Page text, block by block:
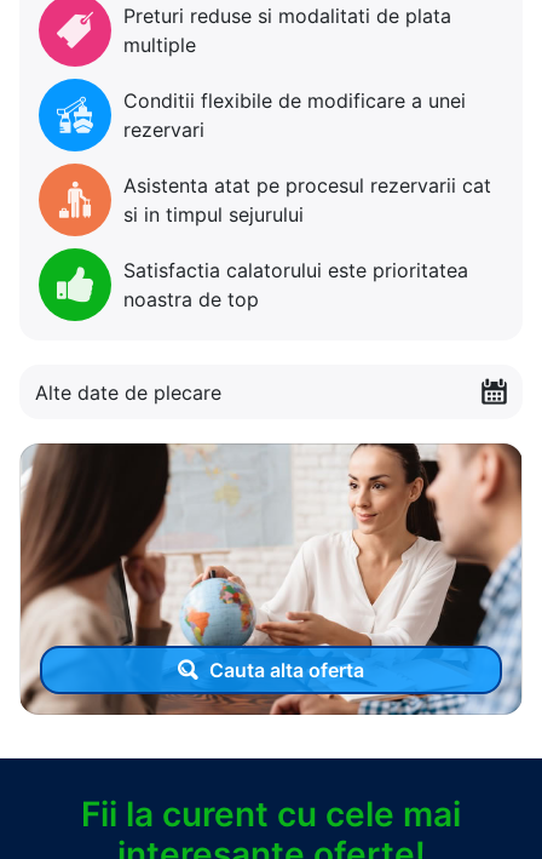
Preturi reduse si modalitati de plata
multiple
Conditii flexibile de modificare a unei
rezervari
Asistenta atat pe procesul rezervarii cat
si in timpul sejurului
Satisfactia calatorului este prioritatea
noastra de top
Alte date de plecare
Cauta alta oferta
Fii la curent cu cele mai